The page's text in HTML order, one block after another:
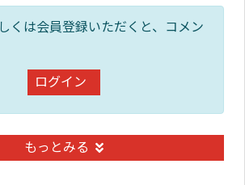
くは会員登録いただくと、コメン
ログイン
もっとみる